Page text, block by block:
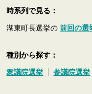
時系列で見る：
湖東町長選挙の前回の選
種別から探す：
衆議院選挙 参議院選挙